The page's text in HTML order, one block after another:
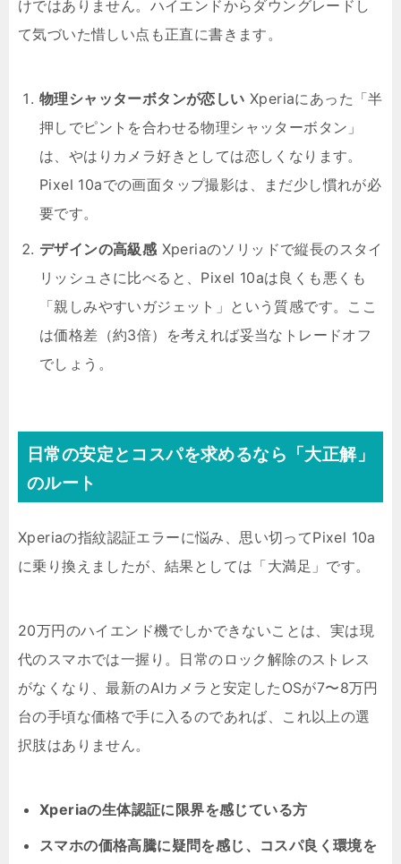
けではありません。ハイエンドからダウングレードし
て気づいた惜しい点も正直に書きます。
物理シャッターボタンが恋しい Xperiaにあった「半
押しでピントを合わせる物理シャッターボタン」
は、やはりカメラ好きとしては恋しくなります。
Pixel 10aでの画面タップ撮影は、まだ少し慣れが必
要です。
デザインの高級感 Xperiaのソリッドで縦長のスタイ
リッシュさに比べると、Pixel 10aは良くも悪くも
「親しみやすいガジェット」という質感です。ここ
は価格差（約3倍）を考えれば妥当なトレードオフ
でしょう。
日常の安定とコスパを求めるなら「大正解」
のルート
Xperiaの指紋認証エラーに悩み、思い切ってPixel 10a
に乗り換えましたが、結果としては「大満足」です。
20万円のハイエンド機でしかできないことは、実は現
代のスマホでは一握り。日常のロック解除のストレス
がなくなり、最新のAIカメラと安定したOSが7〜8万円
台の手頃な価格で手に入るのであれば、これ以上の選
択肢はありません。
Xperiaの生体認証に限界を感じている方
スマホの価格高騰に疑問を感じ、コスパ良く環境を